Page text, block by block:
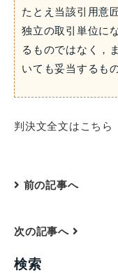
たとえ当該引用意
独立の取引単位に
るものではなく，
いても妥当するも
判決文全文はこちら
前の記事へ
次の記事へ
検索